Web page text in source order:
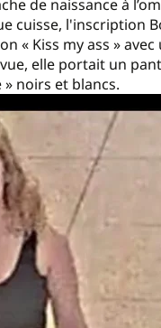
de naissance à
cuisse, l'inscription
« Kiss my ass »
elle portait un
noirs et blancs.